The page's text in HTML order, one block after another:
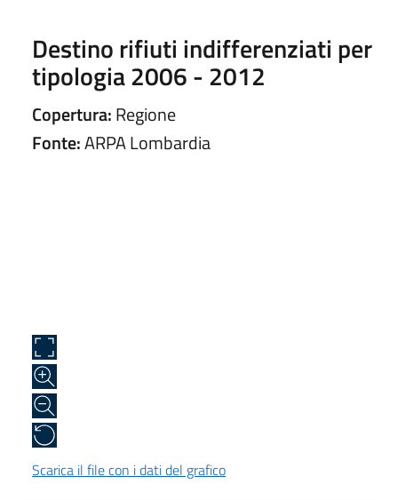
Destino rifiuti indifferenziati per
tipologia 2006 - 2012
Copertura:Regione
Fonte:ARPA Lombardia
Scarica il file con i dati del grafico